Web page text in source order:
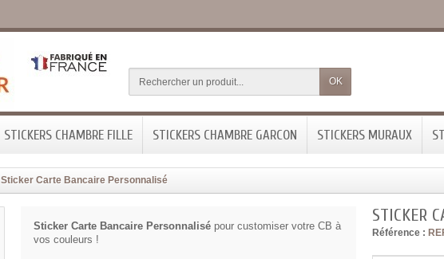
OK
STICKERS CHAMBRE FILLE STICKERS CHAMBRE GARCON STICKERS MURAUX
Sticker Carte Bancaire Personnalisé
STICKER
Référence :
Sticker Carte Bancaire Personnalisé pour customiser votre CB à
vos couleurs !